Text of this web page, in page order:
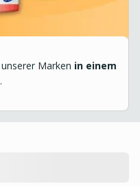
unserer Marken in einem
.